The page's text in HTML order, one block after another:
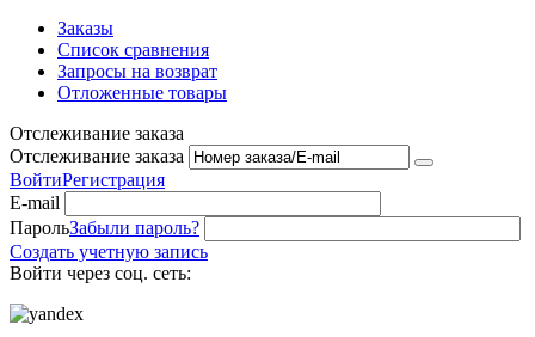
Заказы
Список сравнения
Запросы на возврат
Отложенные товары
Отслеживание заказа
Отслеживание заказа
ВойтиРегистрация
E-mail
ПарольЗабыли пароль?
Создать учетную запись
Войти через соц. сеть: